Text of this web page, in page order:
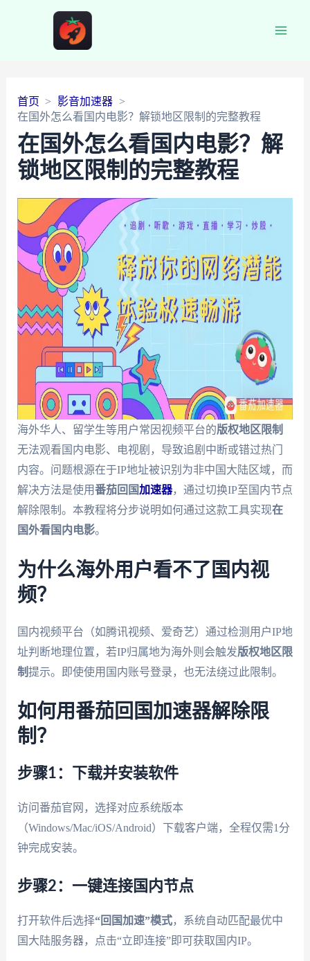
首页
影音加速器
在国外怎么看国内电影？解锁地区限制的完整教程
在国外怎么看国内电影？解
锁地区限制的完整教程
海外华人、留学生等用户常因视频平台的版权地区限制
无法观看国内电影、电视剧，导致追剧中断或错过热门
内容。问题根源在于IP地址被识别为非中国大陆区域，而
解决方法是使用番茄回国加速器，通过切换IP至国内节点
解除限制。本教程将分步说明如何通过这款工具实现在
国外看国内电影。
为什么海外用户看不了国内视
频？
国内视频平台（如腾讯视频、爱奇艺）通过检测用户IP地
址判断地理位置，若IP归属地为海外则会触发版权地区限
制提示。即使使用国内账号登录，也无法绕过此限制。
如何用番茄回国加速器解除限
制？
步骤1：下载并安装软件
访问番茄官网，选择对应系统版本
（Windows/Mac/iOS/Android）下载客户端，全程仅需1分
钟完成安装。
步骤2：一键连接国内节点
打开软件后选择“回国加速”模式，系统自动匹配最优中
国大陆服务器，点击“立即连接”即可获取国内IP。